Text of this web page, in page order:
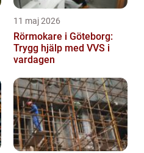
11 maj 2026
Rörmokare i Göteborg:
Trygg hjälp med VVS i
vardagen